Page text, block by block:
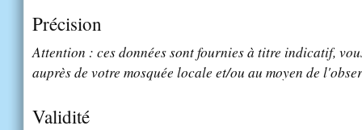
Précision
Attention : ces données sont fournies à titre indicatif,
auprès de votre mosquée locale et/ou au moyen de
Validité